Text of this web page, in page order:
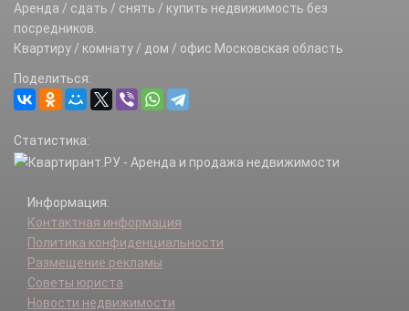
Аренда / сдать / снять / купить недвижимость без
посредников.
Квартиру / комнату / дом / офис Московская область
Поделиться:
Статистика:
Информация:
Контактная информация
Политика конфиденциальности
Размещение рекламы
Советы юриста
Новости недвижимости